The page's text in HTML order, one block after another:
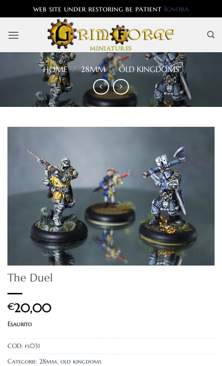
web site under restoring be patient Ignora
HOME / 28MM / OLD KINGDOMS
The Duel
€20,00
Esaurito
COD: fs031
Categorie: 28mm, old kingdoms